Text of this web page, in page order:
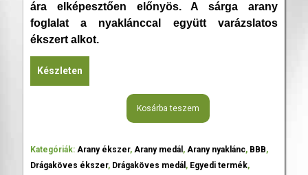
ára elképesztően előnyös. A sárga arany
foglalat a nyaklánccal együtt varázslatos
ékszert alkot.
Készleten
Kosárba teszem
Kategóriák: Arany ékszer, Arany medál , Arany nyaklánc, BBB,
Drágaköves ékszer, Drágaköves medál , Egyedi termék,